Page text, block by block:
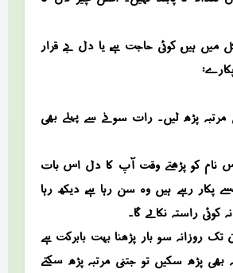
ہیں، کوئی حاجت ہے، یا دل بے قرار
مرتبہ پڑھ لیں۔ رات سونے سے پہلے بھی
نام کو پڑھتے وقت آپ کا دل اس بات
پکار رہے ہیں وہ سن رہا ہے، دیکھ رہا
کوئی راستہ نکالے گا۔
سو بار پڑھنا بہت بابرکت ہے
بھی پڑھ سکیں تو جتنی مرتبہ پڑھ سکتے